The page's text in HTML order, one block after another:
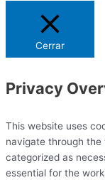
Cerrar
Privacy
This website uses
navigate through
categorized as
essential for the